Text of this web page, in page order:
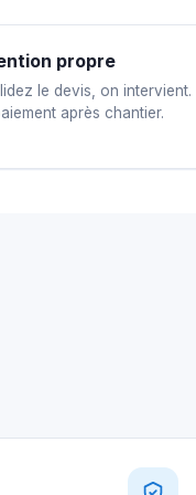
propre
le devis, on intervient.
après chantier.